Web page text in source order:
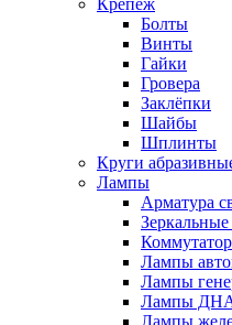
Болты
Винты
Гайки
Гровера
Заклёпки
Шайбы
Шплинты
Круги
Лампы
Арматура
Лампы
Лампы
Лампы
Лампы